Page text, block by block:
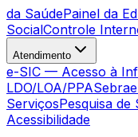
da SaúdePainel da
SocialControle
Atendimento
e-SIC — Acesso à
LDO/LOA/PPA
ServiçosPesquisa de
Acessibilidade